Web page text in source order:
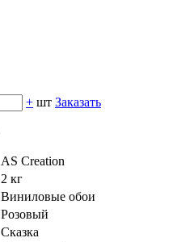
+ шт Заказать
AS Creation
2 кг
Виниловые обои
Розовый
Сказка